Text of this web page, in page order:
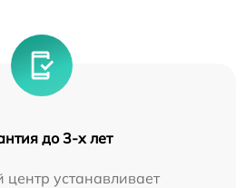
до 3-х лет
устанавливает